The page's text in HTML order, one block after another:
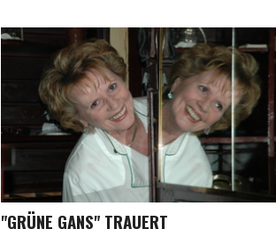
"GRÜNE GANS" TRAUERT